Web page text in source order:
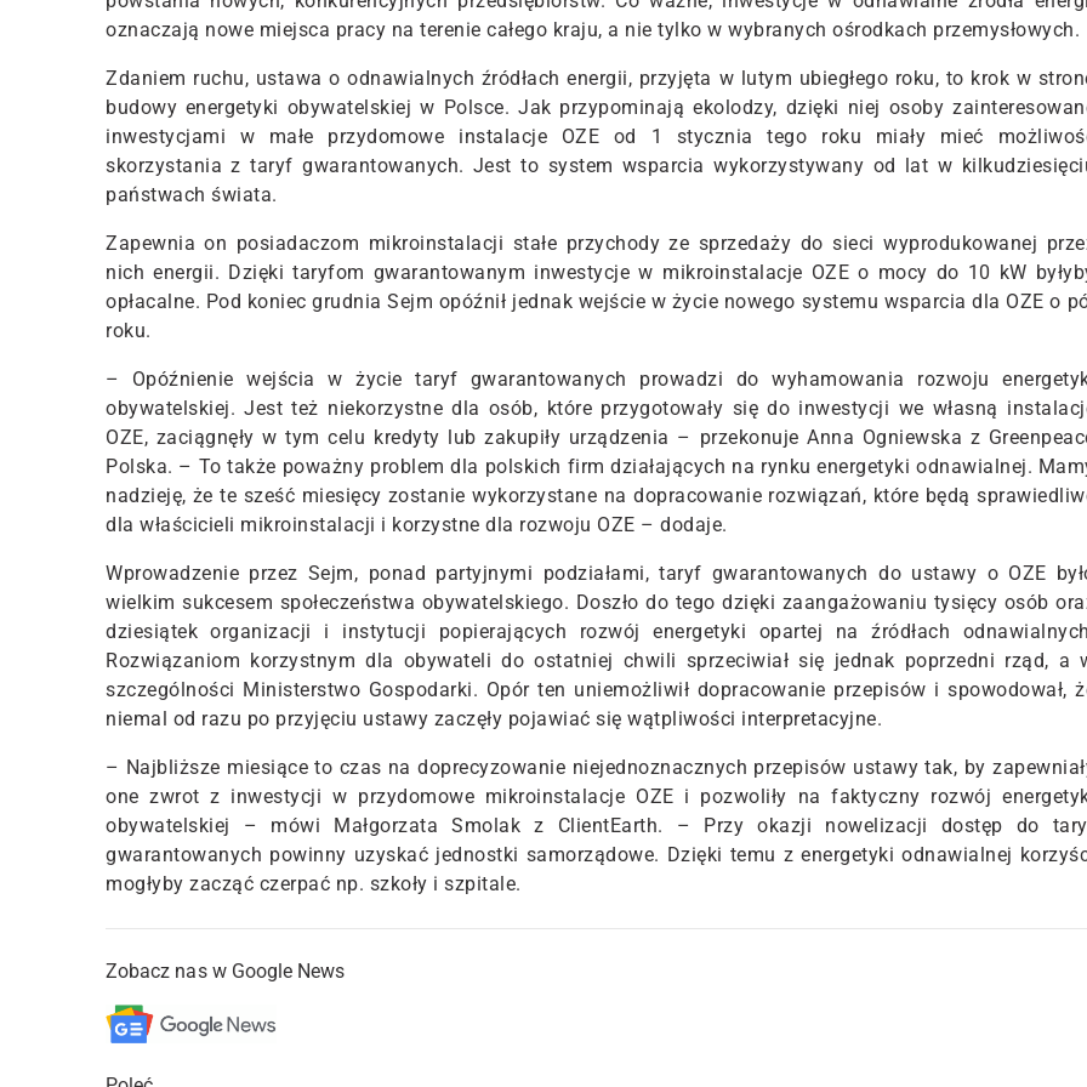
oznaczają nowe miejsca pracy na terenie całego kraju, a nie tylko w wybranych ośrodkach przemysłowych.
Zdaniem ruchu, ustawa o odnawialnych źródłach energii, przyjęta w lutym ubiegłego roku, to krok w
budowy energetyki obywatelskiej w Polsce. Jak przypominają ekolodzy, dzięki niej osoby
inwestycjami w małe przydomowe instalacje OZE od 1 stycznia tego roku miały mieć
skorzystania z taryf gwarantowanych. Jest to system wsparcia wykorzystywany od lat w
państwach świata.
Zapewnia on posiadaczom mikroinstalacji stałe przychody ze sprzedaży do sieci wyprodukowanej
nich energii. Dzięki taryfom gwarantowanym inwestycje w mikroinstalacje OZE o mocy do 10 kW
opłacalne. Pod koniec grudnia Sejm opóźnił jednak wejście w życie nowego systemu wsparcia dla OZE o
roku.
– Opóźnienie wejścia w życie taryf gwarantowanych prowadzi do wyhamowania rozwoju
obywatelskiej. Jest też niekorzystne dla osób, które przygotowały się do inwestycji we własną
OZE, zaciągnęły w tym celu kredyty lub zakupiły urządzenia – przekonuje Anna Ogniewska z
Polska. – To także poważny problem dla polskich firm działających na rynku energetyki odnawialnej.
nadzieję, że te sześć miesięcy zostanie wykorzystane na dopracowanie rozwiązań, które będą
dla właścicieli mikroinstalacji i korzystne dla rozwoju OZE – dodaje.
Wprowadzenie przez Sejm, ponad partyjnymi podziałami, taryf gwarantowanych do ustawy o OZE
wielkim sukcesem społeczeństwa obywatelskiego. Doszło do tego dzięki zaangażowaniu tysięcy osób
dziesiątek organizacji i instytucji popierających rozwój energetyki opartej na źródłach
Rozwiązaniom korzystnym dla obywateli do ostatniej chwili sprzeciwiał się jednak poprzedni rząd, a
szczególności Ministerstwo Gospodarki. Opór ten uniemożliwił dopracowanie przepisów i spowodował,
niemal od razu po przyjęciu ustawy zaczęły pojawiać się wątpliwości interpretacyjne.
– Najbliższe miesiące to czas na doprecyzowanie niejednoznacznych przepisów ustawy tak, by
one zwrot z inwestycji w przydomowe mikroinstalacje OZE i pozwoliły na faktyczny rozwój
obywatelskiej – mówi Małgorzata Smolak z ClientEarth. – Przy okazji nowelizacji dostęp do
gwarantowanych powinny uzyskać jednostki samorządowe. Dzięki temu z energetyki odnawialnej
mogłyby zacząć czerpać np. szkoły i szpitale.
Zobacz nas w Google News